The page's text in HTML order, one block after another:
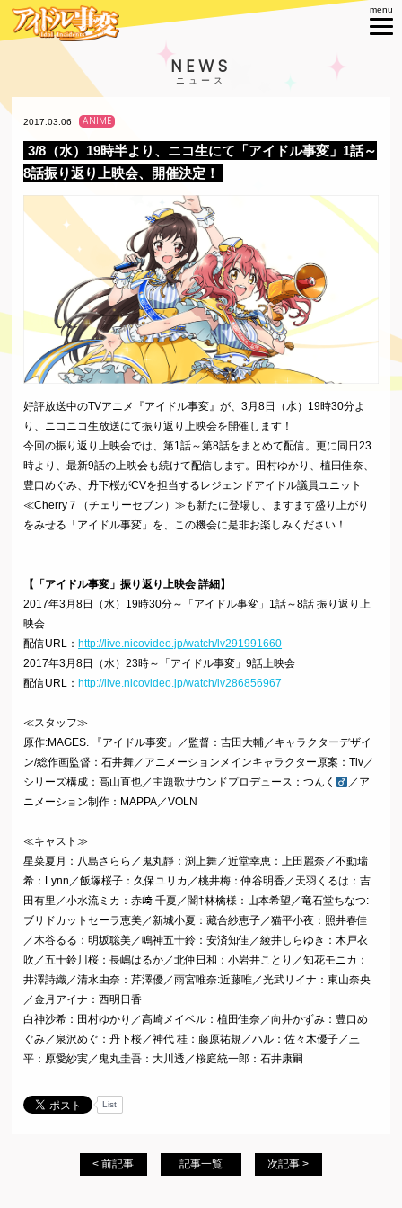
NEWS
2017.03.06 ANIME
3/8（水）19時半より、ニコ生にて「アイドル事変」1話～
8話振り返り上映会、開催決定！
好評放送中のTVアニメ『アイドル事変』が、3月8日（水）19時30分よ
り、ニコニコ生放送にて振り返り上映会を開催します！
今回の振り返り上映会では、第1話～第8話をまとめて配信。更に同日23
時より、最新9話の上映会も続けて配信します。田村ゆかり、植田佳奈、
豊口めぐみ、丹下桜がCVを担当するレジェンドアイドル議員ユニット
≪Cherry７（チェリーセブン）≫も新たに登場し、ますます盛り上がり
をみせる「アイドル事変」を、この機会に是非お楽しみください！
【「アイドル事変」振り返り上映会 詳細】
2017年3月8日（水）19時30分～「アイドル事変」1話～8話 振り返り上
映会
配信URL： http://live.nicovideo.jp/watch/lv291991660
2017年3月8日（水）23時～「アイドル事変」9話上映会
配信URL： http://live.nicovideo.jp/watch/lv286856967
≪スタッフ≫
原作:MAGES. 『アイドル事変』／監督：吉田大輔／キャラクターデザイ
ン/総作画監督：石井舞／アニメーションメインキャラクター原案：Tiv／
シリーズ構成：高山直也／主題歌サウンドプロデュース：つんく
／ア
ニメーション制作：MAPPA／VOLN
≪キャスト≫
星菜夏月：八島さらら／鬼丸靜：渕上舞／近堂幸恵：上田麗奈／不動瑞
希：Lynn／飯塚桜子：久保ユリカ／桃井梅：仲谷明香／天羽くるは：吉
田有里／小水流ミカ：赤﨑 千夏／闇†林檎様：山本希望／竜石堂ちなつ:
ブリドカットセーラ恵美／新城小夏：藏合紗恵子／猫平小夜：照井春佳
／木谷るる：明坂聡美／鳴神五十鈴：安済知佳／綾井しらゆき：木戸衣
吹／五十鈴川桜：長嶋はるか／北仲日和：小岩井ことり／知花モニカ：
井澤詩織／清水由奈：芹澤優／雨宮唯奈:近藤唯／光武リイナ：東山奈央
／金月アイナ：西明日香
白神沙希：田村ゆかり／高崎メイベル：植田佳奈／向井かずみ：豊口め
ぐみ／泉沢めぐ：丹下桜／神代 桂：藤原祐規／ハル：佐々木優子／三
平：原愛紗実／鬼丸圭吾：大川透／桜庭統一郎：石井康嗣
List
< 前記事 記事一覧 次記事 >